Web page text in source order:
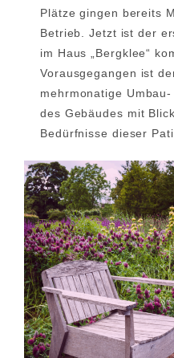
Plätze gingen bereits
Betrieb. Jetzt ist der
im Haus „Bergklee“
Vorausge­gangen ist
mehrmonatige
des Gebäudes mit
Bedürfnisse dieser